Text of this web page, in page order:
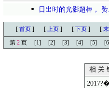
日出时的光影超棒， 赞
[ 首页 ] [ 上页 ] [ 下页 ] [
第 2 页 [1] [2] [3] [4] [5]
相 关